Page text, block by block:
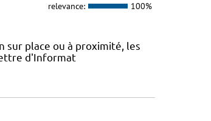
relevance: 100%
sur place ou à proximité, les
d'Informat